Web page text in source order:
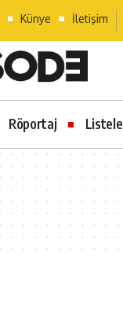
Künye İletişim
Röportaj